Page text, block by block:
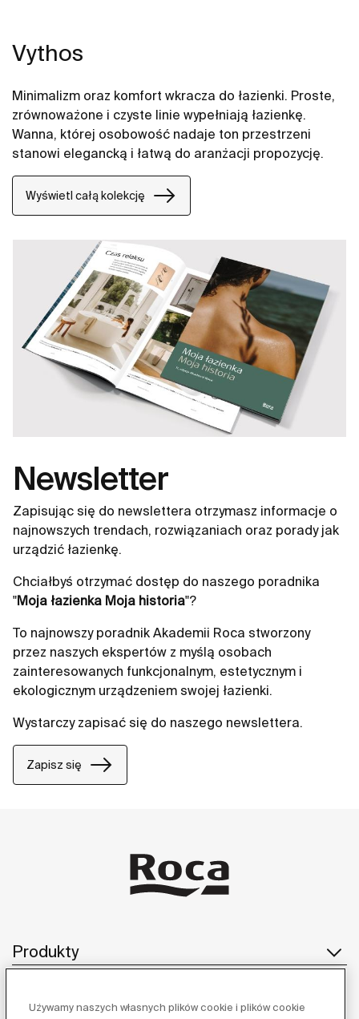
Vythos
Minimalizm oraz komfort wkracza do łazienki. Proste,
zrównoważone i czyste linie wypełniają łazienkę.
Wanna, której osobowość nadaje ton przestrzeni
stanowi elegancką i łatwą do aranżacji propozycję.
Wyświetl całą kolekcję
Newsletter
Zapisując się do newslettera otrzymasz informacje o
najnowszych trendach, rozwiązaniach oraz porady jak
urządzić łazienkę.
Chciałbyś otrzymać dostęp do naszego poradnika
"Moja łazienka Moja historia"?
To najnowszy poradnik Akademii Roca stworzony
przez naszych ekspertów z myślą osobach
zainteresowanych funkcjonalnym, estetycznym i
ekologicznym urządzeniem swojej łazienki.
Wystarczy zapisać się do naszego newslettera.
Zapisz się
Produkty
Używamy naszych własnych plików cookie i plików cookie